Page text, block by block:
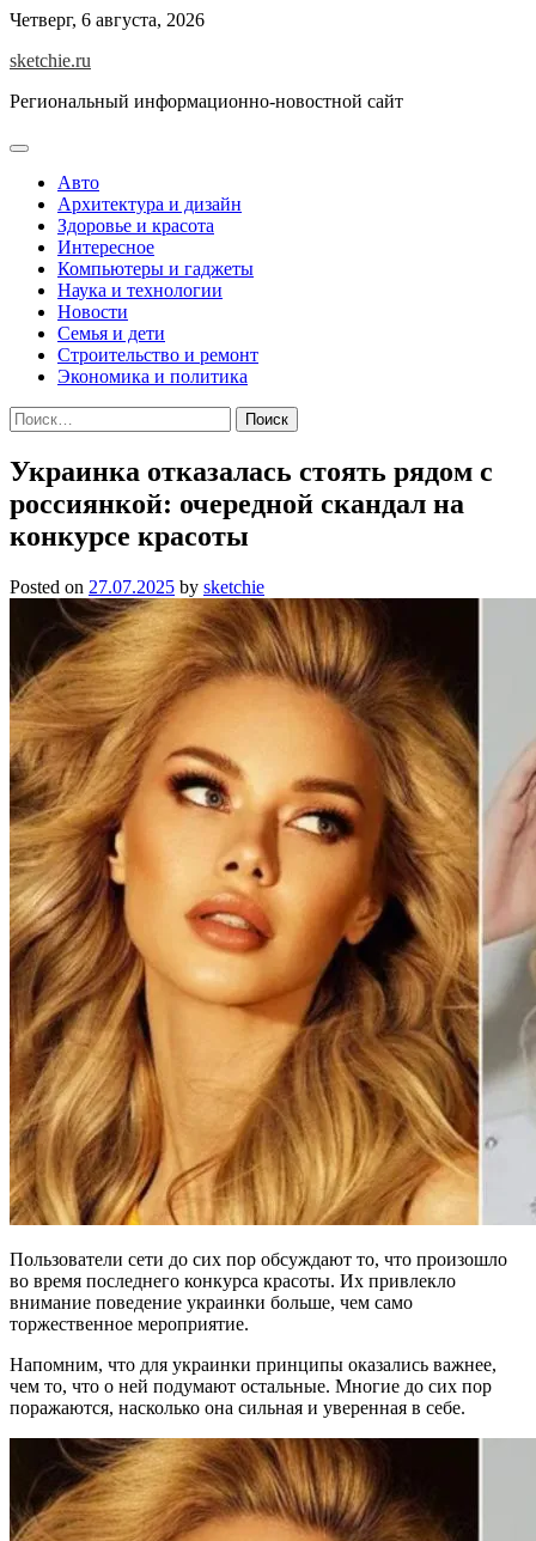
Skip
content
Четверг, 6 августа, 2026
sketchie.ru
Региональный информационно-новостной сайт
Авто
Архитектура и дизайн
Здоровье и красота
Интересное
Компьютеры и гаджеты
Наука и технологии
Новости
Семья и дети
Строительство и ремонт
Экономика и политика
Найти:
Украинка отказалась стоять рядом с
россиянкой: очередной скандал на
конкурсе красоты
Posted on 27.07.2025 by sketchie
Пользователи сети до сих пор обсуждают то, что произошло
во время последнего конкурса красоты. Их привлекло
внимание поведение украинки больше, чем само
торжественное мероприятие.
Напомним, что для украинки принципы оказались важнее,
чем то, что о ней подумают остальные. Многие до сих пор
поражаются, насколько она сильная и уверенная в себе.